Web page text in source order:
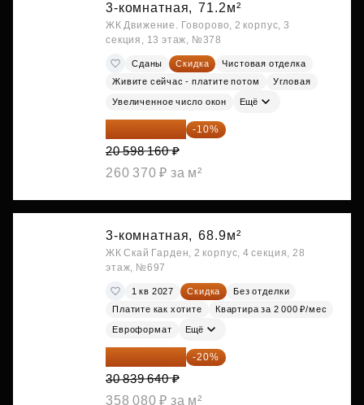
3-комнатная, 71.2м²
ЖК Движение. Говорово, 2 корпус, 3
секция, 13 этаж, №378
Сданы Скидка
Чистовая отделка
Живите сейчас - платите потом
Угловая
Увеличенное число окон Ещё
18 538 344 ₽ -10%
20 598 160 ₽
260 370 ₽ за м²
3-комнатная, 68.9м²
ЖК Скай Гарден, 2 корпус, 4 секция, 28
этаж, №697
1 кв 2027 Скидка
Без отделки
Платите как хотите
Квартира за 2 000 ₽/мес
Евроформат Ещё
24 671 712 ₽ -20%
30 839 640 ₽
358 080 ₽ за м²